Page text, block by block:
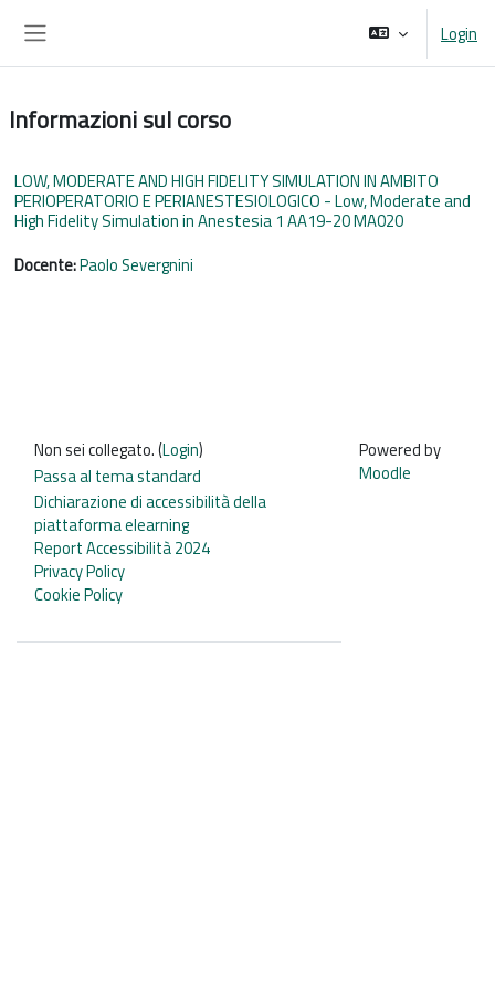
Login
Informazioni sul corso
LOW, MODERATE AND HIGH FIDELITY SIMULATION IN AMBITO
PERIOPERATORIO E PERIANESTESIOLOGICO - Low, Moderate and
High Fidelity Simulation in Anestesia 1 AA19-20 MA020
Docente:Paolo Severgnini
Non sei collegato. (Login)
Passa al tema standard
Dichiarazione di accessibilità della
piattaforma elearning
Report Accessibilità 2024
Privacy Policy
Cookie Policy
Powered by
Moodle